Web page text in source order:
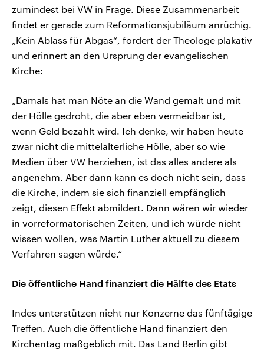
zumindest bei VW in Frage. Diese Zusammenarbeit
findet er gerade zum Reformationsjubiläum anrüchig.
„Kein Ablass für Abgas“, fordert der Theologe plakativ
und erinnert an den Ursprung der evangelischen
Kirche:
„Damals hat man Nöte an die Wand gemalt und mit
der Hölle gedroht, die aber eben vermeidbar ist,
wenn Geld bezahlt wird. Ich denke, wir haben heute
zwar nicht die mittelalterliche Hölle, aber so wie
Medien über VW herziehen, ist das alles andere als
angenehm. Aber dann kann es doch nicht sein, dass
die Kirche, indem sie sich finanziell empfänglich
zeigt, diesen Effekt abmildert. Dann wären wir wieder
in vorreformatorischen Zeiten, und ich würde nicht
wissen wollen, was Martin Luther aktuell zu diesem
Verfahren sagen würde.“
Die öffentliche Hand finanziert die Hälfte des Etats
Indes unterstützen nicht nur Konzerne das fünftägige
Treffen. Auch die öffentliche Hand finanziert den
Kirchentag maßgeblich mit. Das Land Berlin gibt